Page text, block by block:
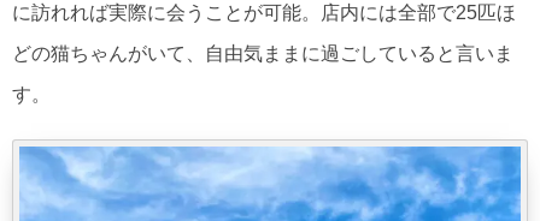
に訪れれば実際に会うことが可能。店内には全部で25匹ほ
どの猫ちゃんがいて、自由気ままに過ごしていると言いま
す。